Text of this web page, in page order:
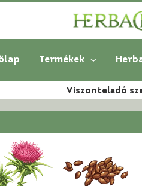
Termékek
Viszonteladó